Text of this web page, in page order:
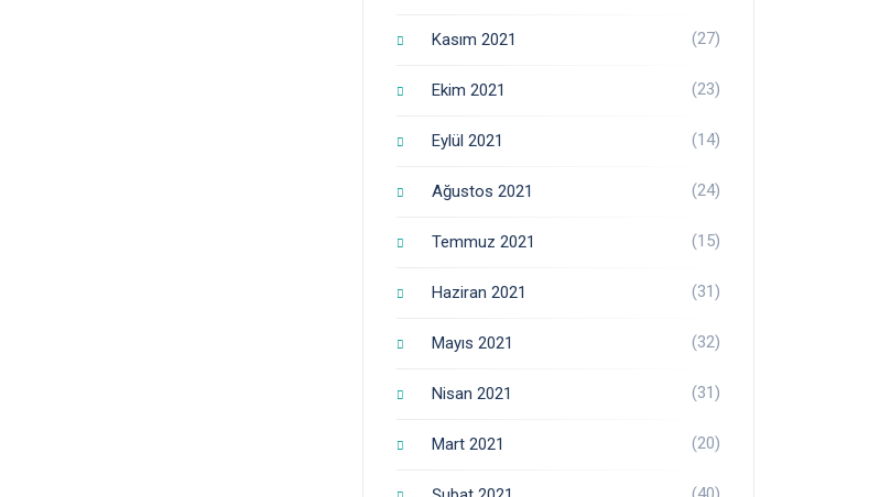
Kasım 2021 (27)
Ekim 2021 (23)
Eylül 2021 (14)
Ağustos 2021 (24)
Temmuz 2021 (15)
Haziran 2021 (31)
Mayıs 2021 (32)
Nisan 2021 (31)
Mart 2021 (20)